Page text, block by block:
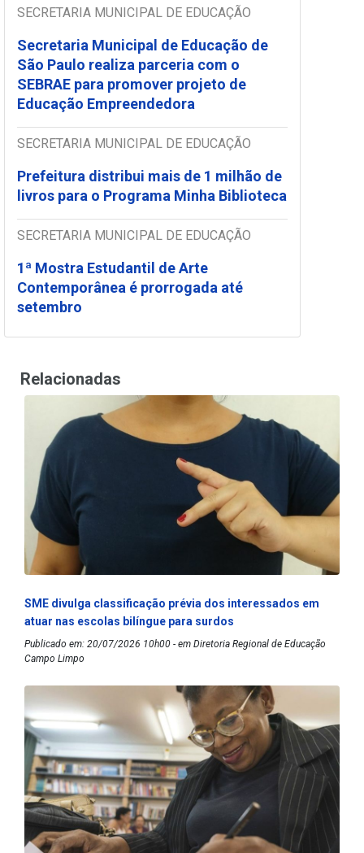
SECRETARIA MUNICIPAL DE EDUCAÇÃO
Secretaria Municipal de Educação de
São Paulo realiza parceria com o
SEBRAE para promover projeto de
Educação Empreendedora
SECRETARIA MUNICIPAL DE EDUCAÇÃO
Prefeitura distribui mais de 1 milhão de
livros para o Programa Minha Biblioteca
SECRETARIA MUNICIPAL DE EDUCAÇÃO
1ª Mostra Estudantil de Arte
Contemporânea é prorrogada até
setembro
Relacionadas
SME divulga classificação prévia dos interessados em
atuar nas escolas bilíngue para surdos
Publicado em: 20/07/2026 10h00 - em Diretoria Regional de Educação
Campo Limpo